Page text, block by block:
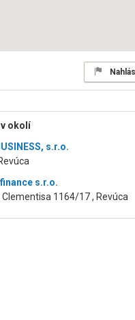
okolí
s.r.o.
finance s.r.o.
1164/17 , Revúca